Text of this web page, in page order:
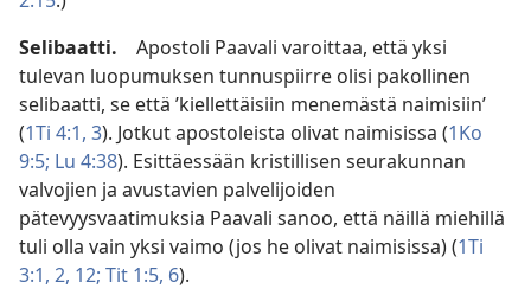
Selibaatti. Apostoli Paavali varoittaa, että yksi
tulevan luopumuksen tunnuspiirre olisi pakollinen
selibaatti, se että ’kiellettäisiin menemästä naimisiin’
(1Ti 4:1, 3). Jotkut apostoleista olivat naimisissa (1Ko
9:5; Lu 4:38). Esittäessään kristillisen seurakunnan
valvojien ja avustavien palvelijoiden
pätevyysvaatimuksia Paavali sanoo, että näillä miehillä
tuli olla vain yksi vaimo (jos he olivat naimisissa) (1Ti
3:1, 2, 12; Tit 1:5, 6).